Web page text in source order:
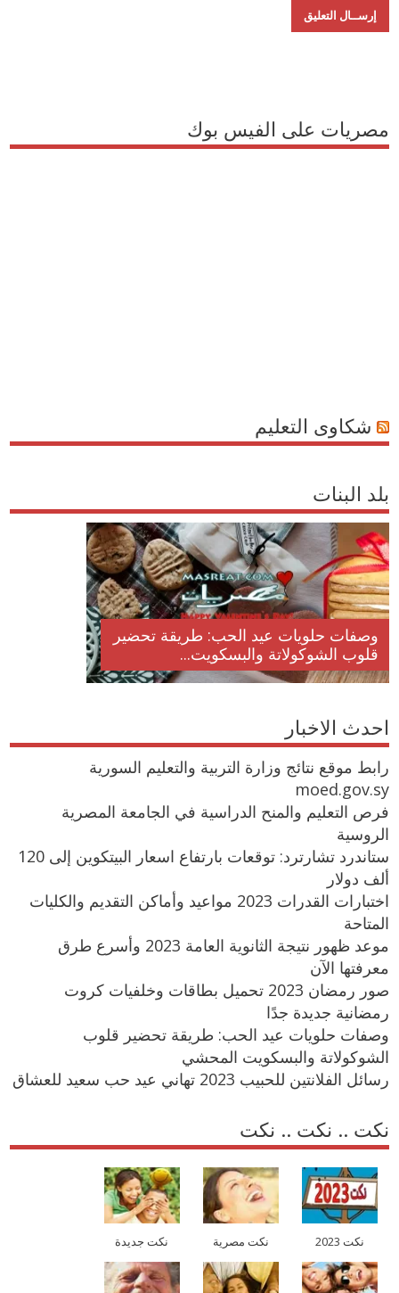
مصريات على الفيس بوك
شكاوى التعليم
بلد البنات
وصفات حلويات عيد الحب: طريقة تحضير
قلوب الشوكولاتة والبسكويت...
احدث الاخبار
رابط موقع نتائج وزارة التربية والتعليم السورية
moed.gov.sy
فرص التعليم والمنح الدراسية في الجامعة المصرية
الروسية
ستاندرد تشارترد: توقعات بارتفاع اسعار البيتكوين إلى 120
ألف دولار
اختبارات القدرات 2023 مواعيد وأماكن التقديم والكليات
المتاحة
موعد ظهور نتيجة الثانوية العامة 2023 وأسرع طرق
معرفتها الآن
صور رمضان 2023 تحميل بطاقات وخلفيات كروت
رمضانية جديدة جدًا
وصفات حلويات عيد الحب: طريقة تحضير قلوب
الشوكولاتة والبسكويت المحشي
رسائل الفلانتين للحبيب 2023 تهاني عيد حب سعيد للعشاق
نكت .. نكت .. نكت
نكت 2023 نكت مصرية نكت جديدة